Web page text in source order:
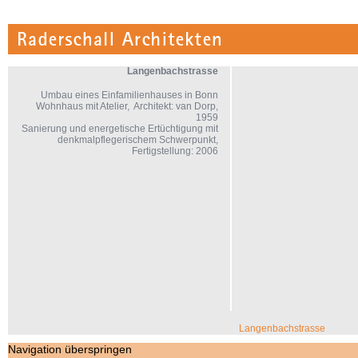
Langenbachstrasse
Umbau eines Einfamilienhauses in Bonn
Wohnhaus mit Atelier, Architekt: van Dorp,
1959
Sanierung und energetische Ertüchtigung mit
denkmalpflegerischem Schwerpunkt,
Fertigstellung: 2006
Navigation überspringen